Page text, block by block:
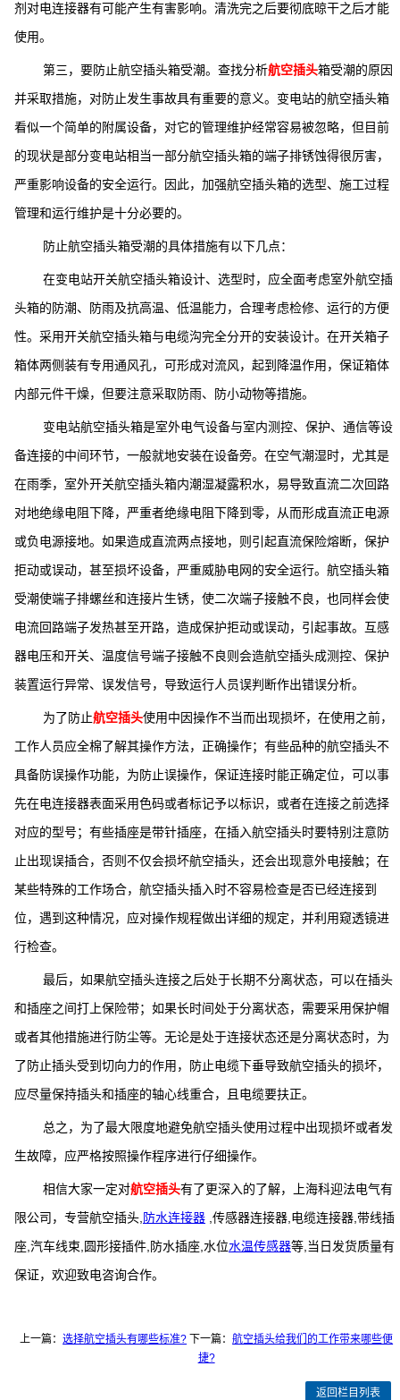
剂对电连接器有可能产生有害影响。清洗完之后要彻底晾干之后才能
使用。
第三，要防止航空插头箱受潮。查找分析航空插头箱受潮的原因
并采取措施，对防止发生事故具有重要的意义。变电站的航空插头箱
看似一个简单的附属设备，对它的管理维护经常容易被忽略，但目前
的现状是部分变电站相当一部分航空插头箱的端子排锈蚀得很厉害，
严重影响设备的安全运行。因此，加强航空插头箱的选型、施工过程
管理和运行维护是十分必要的。
防止航空插头箱受潮的具体措施有以下几点：
在变电站开关航空插头箱设计、选型时，应全面考虑室外航空插
头箱的防潮、防雨及抗高温、低温能力，合理考虑检修、运行的方便
性。采用开关航空插头箱与电缆沟完全分开的安装设计。在开关箱子
箱体两侧装有专用通风孔，可形成对流风，起到降温作用，保证箱体
内部元件干燥，但要注意采取防雨、防小动物等措施。
变电站航空插头箱是室外电气设备与室内测控、保护、通信等设
备连接的中间环节，一般就地安装在设备旁。在空气潮湿时，尤其是
在雨季，室外开关航空插头箱内潮湿凝露积水，易导致直流二次回路
对地绝缘电阻下降，严重者绝缘电阻下降到零，从而形成直流正电源
或负电源接地。如果造成直流两点接地，则引起直流保险熔断，保护
拒动或误动，甚至损坏设备，严重威胁电网的安全运行。航空插头箱
受潮使端子排螺丝和连接片生锈，使二次端子接触不良，也同样会使
电流回路端子发热甚至开路，造成保护拒动或误动，引起事故。互感
器电压和开关、温度信号端子接触不良则会造航空插头成测控、保护
装置运行异常、误发信号，导致运行人员误判断作出错误分析。
为了防止航空插头使用中因操作不当而出现损坏，在使用之前，
工作人员应全棉了解其操作方法，正确操作；有些品种的航空插头不
具备防误操作功能，为防止误操作，保证连接时能正确定位，可以事
先在电连接器表面采用色码或者标记予以标识，或者在连接之前选择
对应的型号；有些插座是带针插座，在插入航空插头时要特别注意防
止出现误插合，否则不仅会损坏航空插头，还会出现意外电接触；在
某些特殊的工作场合，航空插头插入时不容易检查是否已经连接到
位，遇到这种情况，应对操作规程做出详细的规定，并利用窥透镜进
行检查。
最后，如果航空插头连接之后处于长期不分离状态，可以在插头
和插座之间打上保险带；如果长时间处于分离状态，需要采用保护帽
或者其他措施进行防尘等。无论是处于连接状态还是分离状态时，为
了防止插头受到切向力的作用，防止电缆下垂导致航空插头的损坏，
应尽量保持插头和插座的轴心线重合，且电缆要扶正。
​总之，为了最大限度地避免航空插头使用过程中出现损坏或者发
生故障，应严格按照操作程序进行仔细操作。
相信大家一定对航空插头有了更深入的了解，上海科迎法电气有
限公司，专营航空插头, 防水连接器 ,传感器连接器,电缆连接器,带线插
座,汽车线束,圆形接插件,防水插座,水位水温传感器等,当日发货质量有
保证，欢迎致电咨询合作。
上一篇：选择航空插头有哪些标准? 下一篇：航空插头给我们的工作带来哪些便
捷?
返回栏目列表